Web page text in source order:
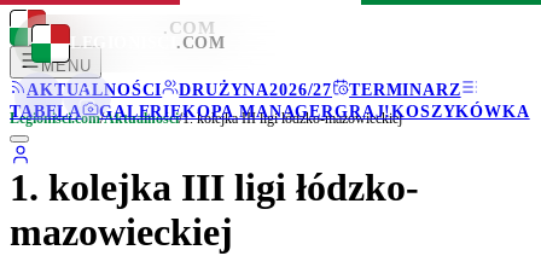
LEGIONISCI .COM
MENU
AKTUALNOŚCI
DRUŻYNA2026/27
TERMINARZ
TABELA
GALERIEKOPA MANAGERGRAJ!KOSZYKÓWKA
LEGIONISCI .COM
Legionisci.com/Aktualności/1. kolejka III ligi łódzko-mazowieckiej
1. kolejka III ligi łódzko-
mazowieckiej